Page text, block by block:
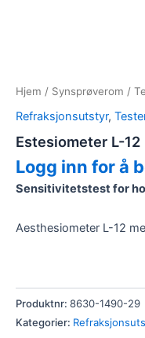
Hjem / Synsprøverom /
Refraksjonsutstyr,
Estesiometer L-12
Logg inn for å
Sensitivitetstest for
Aesthesiometer L-12
Produktnr: 8630-1490-29
Kategorier: